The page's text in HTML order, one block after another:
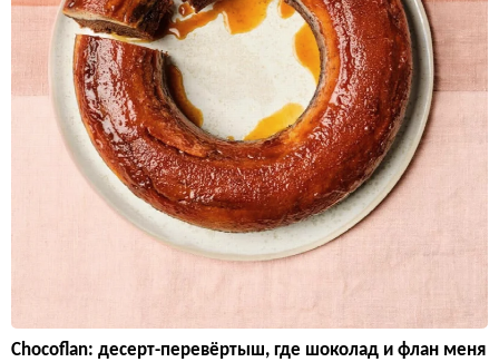
Chocoflan: десерт-перевёртыш, где шоколад и флан меня